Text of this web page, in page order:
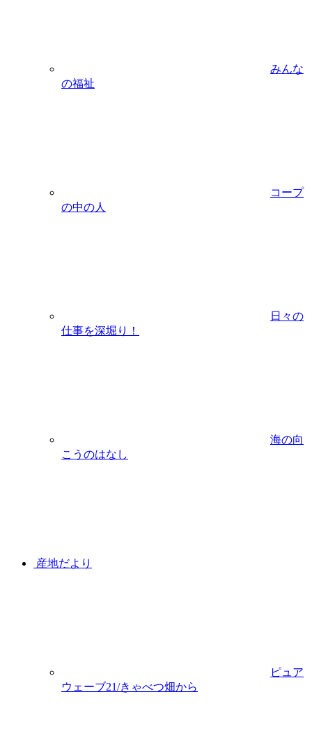
みんな
の福祉
コープ
の中の人
日々の
仕事を深堀り！
海の向
こうのはなし
産地だより
ピュア
ウェーブ21/きゃべつ畑から